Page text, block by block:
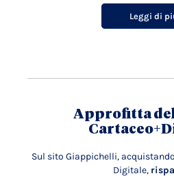
Leggi di
Approfitta
Sul sito Giappichelli,
Digitale,